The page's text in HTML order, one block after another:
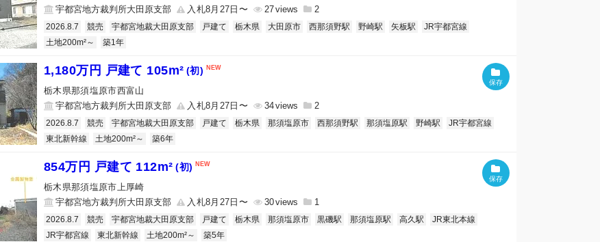
宇都宮地方裁判所大田原支部
入札8月27日〜 27 2
2026.8.7 競売 宇都宮地裁大田原支部 戸建て 栃木県 大田原市 西那須野駅 野崎駅 矢板駅
JR宇都宮線
土地200m²～
築1年
1,180万円 戸建て 105m² (初)
栃木県那須塩原市西富山
宇都宮地方裁判所大田原支部
入札8月27日〜 34 2
2026.8.7 競売 宇都宮地裁大田原支部 戸建て 栃木県 那須塩原市 西那須野駅 那須塩原駅 野崎駅
JR宇都宮線
東北新幹線
土地200m²～ 築6年
854万円 戸建て 112m² (初)
栃木県那須塩原市上厚崎
宇都宮地方裁判所大田原支部
入札8月27日〜 30 1
2026.8.7 競売 宇都宮地裁大田原支部 戸建て 栃木県 那須塩原市 黒磯駅 那須塩原駅 高久駅
JR東北本線
JR宇都宮線
東北新幹線 土地200m²～ 築5年